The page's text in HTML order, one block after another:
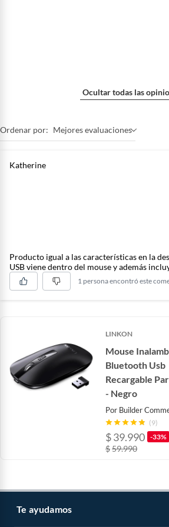
Ocultar todas las
Ordenar por: Mejores evaluaciones
Katherine
Producto igual a las características en la
USB viene dentro del mouse y además
1 persona encontró este
LINKON
Mouse
Bluetooth Usb
Recargable
- Negro
Por Builder
(9)
$39.990 -33%
$59.990
Te ayudamos